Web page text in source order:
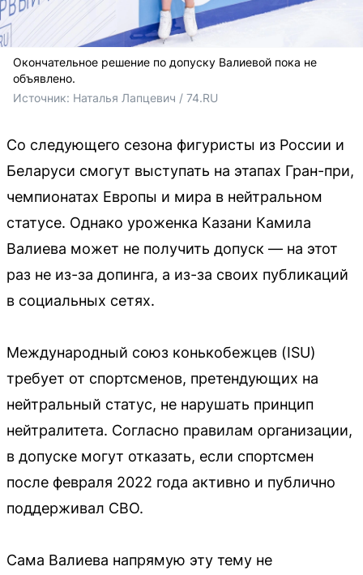
Окончательное решение по допуску Валиевой пока не
объявлено.
Источник: Наталья Лапцевич / 74.RU
Со следующего сезона фигуристы из России и
Беларуси смогут выступать на этапах Гран-при,
чемпионатах Европы и мира в нейтральном
статусе. Однако уроженка Казани Камила
Валиева может не получить допуск — на этот
раз не из-за допинга, а из-за своих публикаций
в социальных сетях.
Международный союз конькобежцев (ISU)
требует от спортсменов, претендующих на
нейтральный статус, не нарушать принцип
нейтралитета. Согласно правилам организации,
в допуске могут отказать, если спортсмен
после февраля 2022 года активно и публично
поддерживал СВО.
Сама Валиева напрямую эту тему не